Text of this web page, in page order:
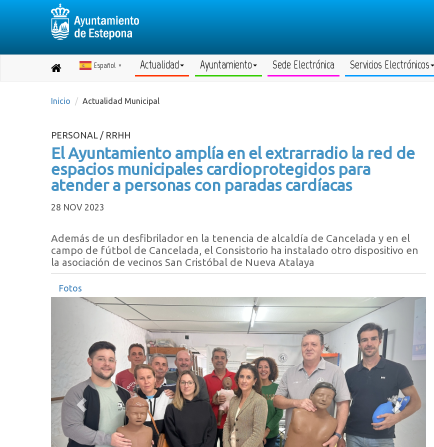
Destino:
inicio
Español ▼ Actualidad Ayuntamiento Sede Electrónica Servicios Electrónicos
Inicio Actualidad Municipal
PERSONAL / RRHH
El Ayuntamiento amplía en el extrarradio la red de
espacios municipales cardioprotegidos para
atender a personas con paradas cardíacas
28 NOV 2023
Además de un desfibrilador en la tenencia de alcaldía de Cancelada y en el
campo de fútbol de Cancelada, el Consistorio ha instalado otro dispositivo en
la asociación de vecinos San Cristóbal de Nueva Atalaya
Fotos
Anterior Siguiente